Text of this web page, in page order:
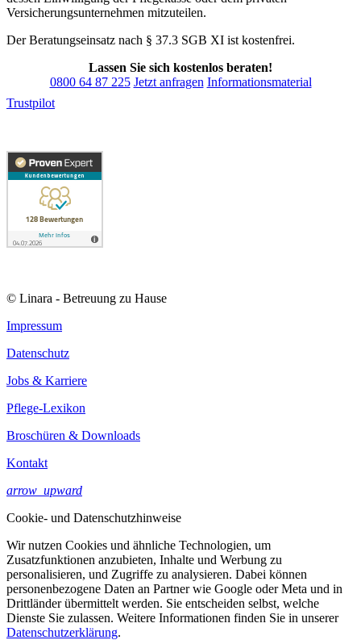
Versicherungsunternehmen mitzuteilen.
Der Beratungseinsatz nach § 37.3 SGB XI ist kostenfrei.
Lassen Sie sich kostenlos beraten!
0800 64 87 225 Jetzt anfragen Informationsmaterial
Trustpilot
© Linara - Betreuung zu Hause
Impressum
Datenschutz
Jobs & Karriere
Pflege-Lexikon
Broschüren & Downloads
Kontakt
arrow_upward
Cookie- und Datenschutzhinweise
Wir nutzen Cookies und ähnliche Technologien, um
Zusatzfunktionen anzubieten, Inhalte und Werbung zu
personalisieren, und Zugriffe zu analysieren. Dabei können
personenbezogene Daten an Partner wie Google oder Meta und in
Drittländer übermittelt werden. Sie entscheiden selbst, welche
Dienste Sie zulassen. Weitere Informationen finden Sie in unserer
Datenschutzerklärung.